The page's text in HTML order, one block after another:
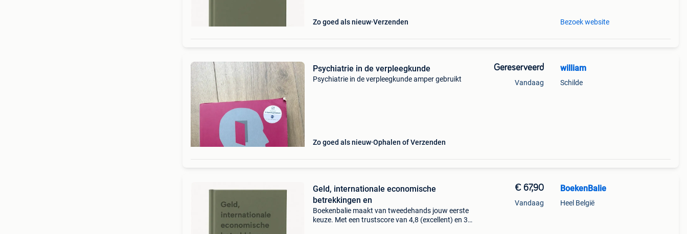
Zo goed als nieuw Verzenden Bezoek website
Psychiatrie in de verpleegkunde
Psychiatrie in de verpleegkunde amper gebruikt
Zo goed als nieuw Ophalen of Verzenden
Gereserveerd
Vandaag
william
Schilde
Geld, internationale economische
betrekkingen en
Boekenbalie maakt van tweedehands jouw eerste
keuze. Met een trustscore van 4,8 (excellent) en 30
€ 67,90
Vandaag
BoekenBalie
Heel België